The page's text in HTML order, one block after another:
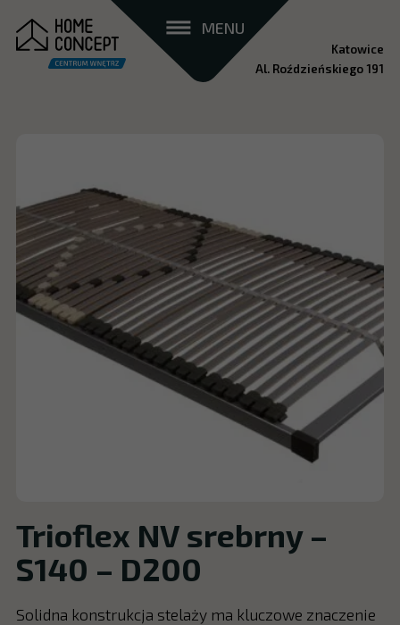
MENU
Katowice
Al. Roździeńskiego 191
Trioflex NV srebrny –
S140 – D200
Solidna konstrukcja stelaży ma kluczowe znaczenie